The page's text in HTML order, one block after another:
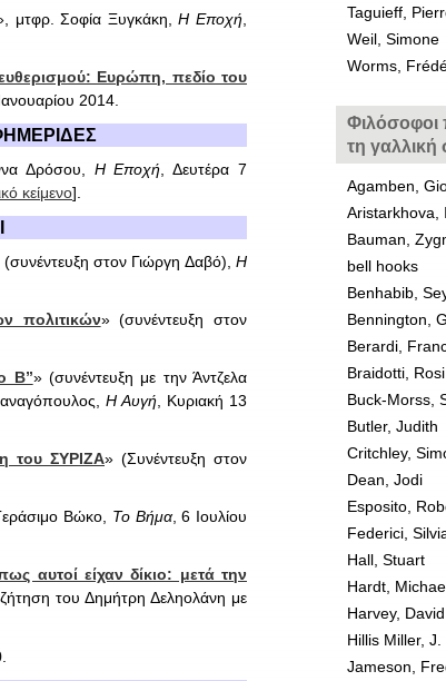
μτφρ. Σοφία Ξυγκάκη,Η Εποχή
Ευρώπη, πεδίο του
2014.
Δρόσου, Η Εποχή , Δευτέρα 7
κείμενο].
(συνέντευξη στον Γιώργη Δαβό),Η
πολιτικών» (συνέντευξη στον
Β”» (συνέντευξη με την Άντζελα
Η Αυγή, Κυριακή 13
του ΣΥΡΙΖΑ» (Συνέντευξη στον
Βώκο, Το Βήμα, 6 Ιουλίου
αυτοί είχαν δίκιο: μετά την
του Δημήτρη Δεληολάνη με
Taguieff,
Weil, Simone
Worms,
Φιλόσοφοι
τη γαλλική
Agamben,
Aristarkhova,
Bauman,
bell hooks
Benhabib,
Bennington,
Berardi,
Braidotti, Rosi
Buck-Morss,
Butler, Judith
Critchley,
Dean, Jodi
Esposito,
Federici,
Hall, Stuart
Hardt,
Harvey, David
Hillis Miller, J.
Jameson,